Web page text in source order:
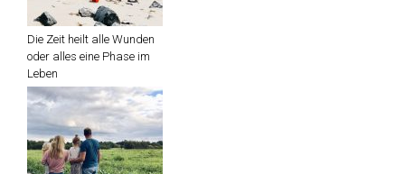
Die Zeit heilt alle Wunden
oder alles eine Phase im
Leben